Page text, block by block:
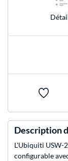
Description
L'Ubiquiti USW-
configurable